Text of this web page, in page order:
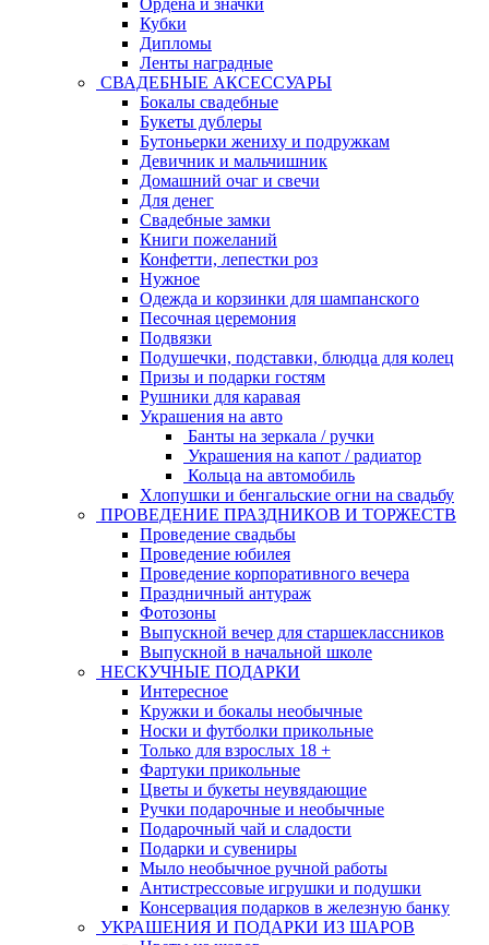
Ордена и значки
Кубки
Дипломы
Ленты наградные
СВАДЕБНЫЕ АКСЕССУАРЫ
Бокалы свадебные
Букеты дублеры
Бутоньерки жениху и подружкам
Девичник и мальчишник
Домашний очаг и свечи
Для денег
Свадебные замки
Книги пожеланий
Конфетти, лепестки роз
Нужное
Одежда и корзинки для шампанского
Песочная церемония
Подвязки
Подушечки, подставки, блюдца для колец
Призы и подарки гостям
Рушники для каравая
Украшения на авто
Банты на зеркала / ручки
Украшения на капот / радиатор
Кольца на автомобиль
Хлопушки и бенгальские огни на свадьбу
ПРОВЕДЕНИЕ ПРАЗДНИКОВ И ТОРЖЕСТВ
Проведение свадьбы
Проведение юбилея
Проведение корпоративного вечера
Праздничный антураж
Фотозоны
Выпускной вечер для старшеклассников
Выпускной в начальной школе
НЕСКУЧНЫЕ ПОДАРКИ
Интересное
Кружки и бокалы необычные
Носки и футболки прикольные
Только для взрослых 18 +
Фартуки прикольные
Цветы и букеты неувядающие
Ручки подарочные и необычные
Подарочный чай и сладости
Подарки и сувениры
Мыло необычное ручной работы
Антистрессовые игрушки и подушки
Консервация подарков в железную банку
УКРАШЕНИЯ И ПОДАРКИ ИЗ ШАРОВ